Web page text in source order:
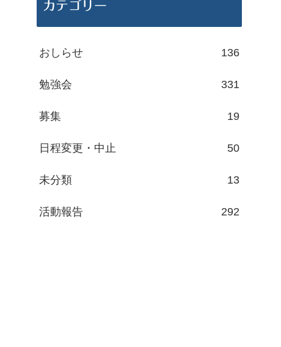
カテゴリー
おしらせ 136
勉強会 331
募集 19
日程変更・中止 50
未分類 13
活動報告 292